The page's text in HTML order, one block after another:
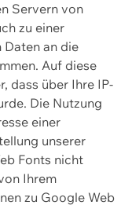
Servern von
zu einer
an die
Auf diese
dass über Ihre IP-
Die Nutzung
einer
unserer
Fonts nicht
Ihrem
zu Google Web